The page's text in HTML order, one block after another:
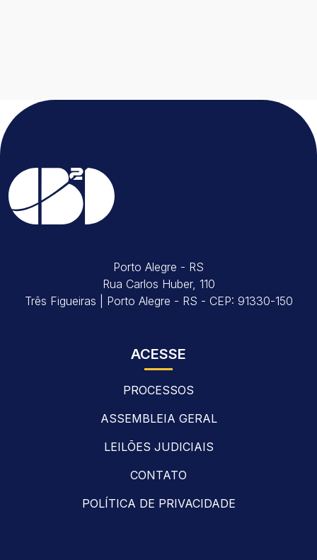
Porto Alegre - RS
Rua Carlos Huber, 110
Três Figueiras | Porto Alegre - RS - CEP: 91330-150
ACESSE
PROCESSOS
ASSEMBLEIA GERAL
LEILÕES JUDICIAIS
CONTATO
POLÍTICA DE PRIVACIDADE